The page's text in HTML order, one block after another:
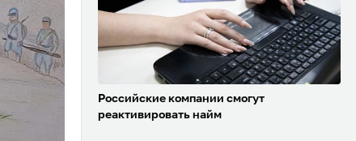
Российские компании смогут
реактивировать найм